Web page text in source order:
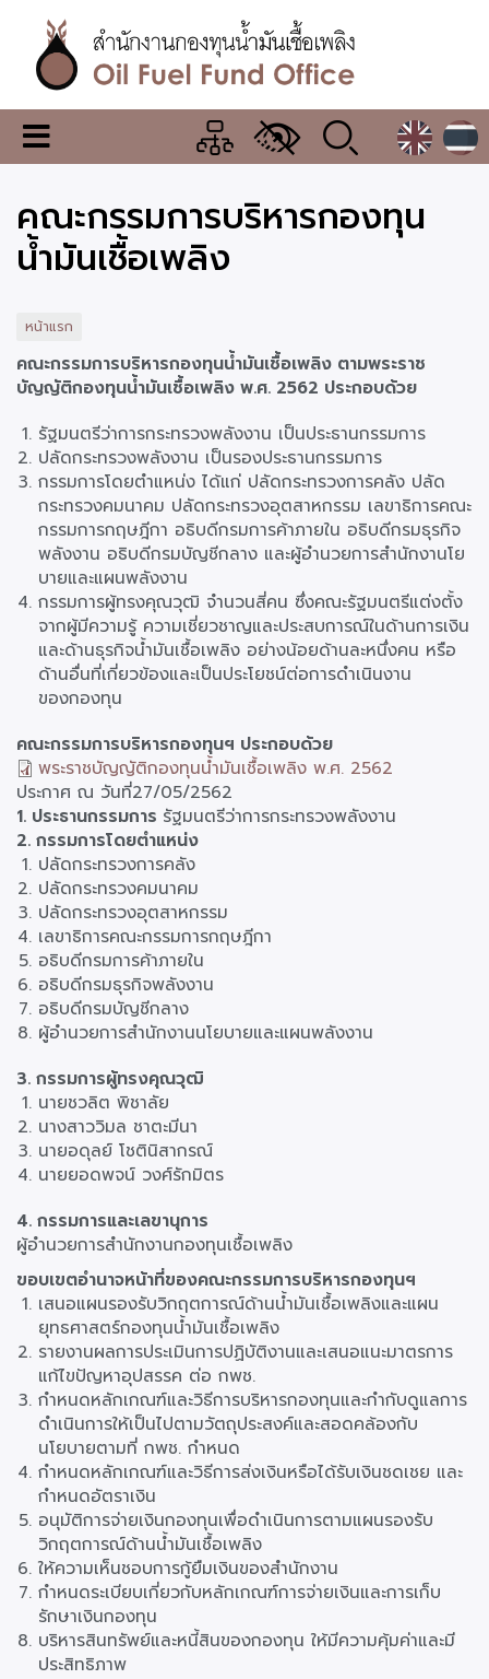
เนื้อหา
หลักสำนักงาน
กองทุน
น้ำมัน
เชื้อ
เมนู
เปลี่ยน
แสดง
ผล
คณะกรรมการบริหารกองทุน
น้ำมันเชื้อเพลิง
หน้าแรก
คณะกรรมการบริหารกองทุนน้ำมันเชื้อเพลิง ตามพระราช
บัญญัติกองทุนน้ำมันเชื้อเพลิง พ.ศ. 2562 ประกอบด้วย
รัฐมนตรีว่าการกระทรวงพลังงาน เป็นประธานกรรมการ
ปลัดกระทรวงพลังงาน เป็นรองประธานกรรมการ
กรรมการโดยตำแหน่ง ได้แก่ ปลัดกระทรวงการคลัง ปลัด
กระทรวงคมนาคม ปลัดกระทรวงอุตสาหกรรม เลขาธิการคณะ
กรรมการกฤษฎีกา อธิบดีกรมการค้าภายใน อธิบดีกรมธุรกิจ
พลังงาน อธิบดีกรมบัญชีกลาง และผู้อํานวยการสํานักงานโย
บายและแผนพลังงาน
กรรมการผู้ทรงคุณวุฒิ จำนวนสี่คน ซึ่งคณะรัฐมนตรีแต่งตั้ง
จากผู้มีความรู้ ความเชี่ยวชาญและประสบการณ์ในด้านการเงิน
และด้านธุรกิจน้ำมันเชื้อเพลิง อย่างน้อยด้านละหนึ่งคน หรือ
ด้านอื่นที่เกี่ยวข้องและเป็นประโยชน์ต่อการดำเนินงาน
ของกองทุน
คณะกรรมการบริหารกองทุนฯ ประกอบด้วย
พระราชบัญญัติกองทุนน้ำมันเชื้อเพลิง พ.ศ. 2562
ประกาศ ณ วันที่27/05/2562
1. ประธานกรรมการ รัฐมนตรีว่าการกระทรวงพลังงาน
2. กรรมการโดยตำแหน่ง
ตำแหน่ง
ปลัดกระทรวงการคลัง
ตำแหน่ง
ปลัดกระทรวงคมนาคม
ตำแหน่ง
ปลัดกระทรวงอุตสาหกรรม
ตำแหน่ง
เลขาธิการคณะกรรมการกฤษฎีกา
ตำแหน่ง
อธิบดีกรมการค้าภายใน
ตำแหน่ง
อธิบดีกรมธุรกิจพลังงาน
ตำแหน่ง
อธิบดีกรมบัญชีกลาง
ตำแหน่ง
ผู้อำนวยการสำนักงานนโยบายและแผนพลังงาน
3. กรรมการผู้ทรงคุณวุฒิ
ชื่อ/
ตำแหน่ง
นายชวลิต พิชาลัย
ชื่อ/
ตำแหน่ง
นางสาววิมล ชาตะมีนา
ชื่อ/
ตำแหน่ง
นายอดุลย์ โชตินิสากรณ์
ชื่อ/
นายยอดพจน์ วงศ์รักมิตร
4. กรรมการและเลขานุการ
ผู้อำนวยการสำนักงานกองทุนเชื้อเพลิง
ขอบเขตอํานาจหน้าที่ของคณะกรรมการบริหารกองทุนฯ
เสนอแผนรองรับวิกฤตการณ์ด้านน้ำมันเชื้อเพลิงและแผน
ยุทธศาสตร์กองทุนน้ำมันเชื้อเพลิง
รายงานผลการประเมินการปฏิบัติงานและเสนอแนะมาตรการ
แก้ไขปัญหาอุปสรรค ต่อ กพช.
กำหนดหลักเกณฑ์และวิธีการบริหารกองทุนและกำกับดูแลการ
ดำเนินการให้เป็นไปตามวัตถุประสงค์และสอดคล้องกับ
นโยบายตามที่ กพช. กำหนด
กำหนดหลักเกณฑ์และวิธีการส่งเงินหรือได้รับเงินชดเชย และ
กำหนดอัตราเงิน
อนุมัติการจ่ายเงินกองทุนเพื่อดำเนินการตามแผนรองรับ
วิกฤตการณ์ด้านน้ำมันเชื้อเพลิง
ให้ความเห็นชอบการกู้ยืมเงินของสำนักงาน
กำหนดระเบียบเกี่ยวกับหลักเกณฑ์การจ่ายเงินและการเก็บ
รักษาเงินกองทุน
บริหารสินทรัพย์และหนี้สินของกองทุน ให้มีความคุ้มค่าและมี
ประสิทธิภาพ